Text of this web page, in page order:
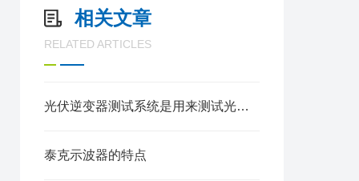
相关文章
RELATED ARTICLES
光伏逆变器测试系统是用来测试光伏逆变器性能的一种设备
泰克示波器的特点